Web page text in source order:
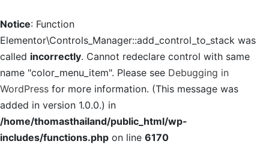
Notice: Function
Elementor\Controls_Manager::add_control_to_stack was
called incorrectly. Cannot redeclare control with same
name "color_menu_item". Please see Debugging in
WordPress for more information. (This message was
added in version 1.0.0.) in
/home/thomasthailand/public_html/wp-
includes/functions.php on line 6170